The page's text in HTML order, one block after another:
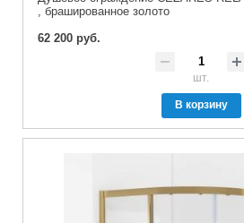
, брашированное золото
62 200 руб.
шт.
В корзину